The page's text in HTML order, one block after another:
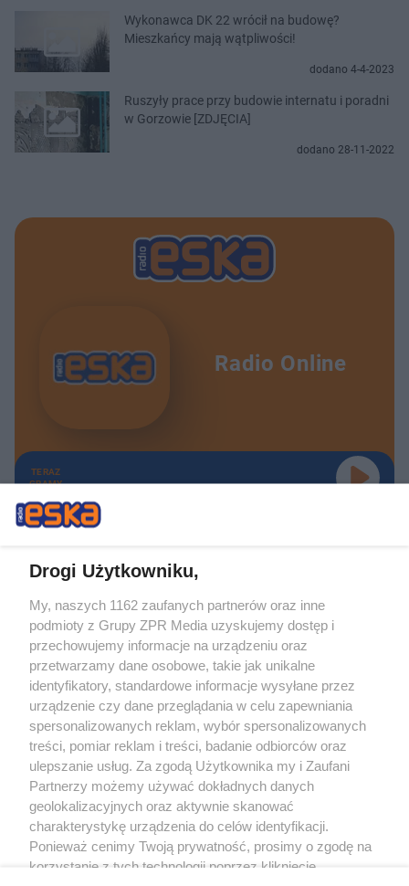
Wykonawca DK 22 wrócił na budowę?
Mieszkańcy mają wątpliwości!
dodano 4-4-2023
Ruszyły prace przy budowie internatu i poradni
w Gorzowie [ZDJĘCIA]
dodano 28-11-2022
Radio Online
TERAZ
GRAMY
Żaden utwór zamieszczony w serwisie nie może być powielany i
rozpowszechniany lub dalej rozpowszechniany w jakikolwiek sposób (w
tym także elektroniczny lub mechaniczny) na jakimkolwiek polu
eksploatacji w jakiejkolwiek formie, włącznie z umieszczaniem w Internecie
bez pisemnej zgody właściciela praw. Jakiekolwiek użycie lub
wykorzystanie utworów w całości lub w części z naruszeniem prawa, tzn.
bez właściwej zgody, jest zabronione pod groźbą kary i może być ścigane
prawnie.
O nas
Drogi Użytkowniku,
My, naszych 1162 zaufanych partnerów oraz inne
podmioty z Grupy ZPR Media uzyskujemy dostęp i
przechowujemy informacje na urządzeniu oraz
przetwarzamy dane osobowe, takie jak unikalne
identyfikatory, standardowe informacje wysyłane przez
urządzenie czy dane przeglądania w celu zapewniania
spersonalizowanych reklam, wybór spersonalizowanych
treści, pomiar reklam i treści, badanie odbiorców oraz
ulepszanie usług. Za zgodą Użytkownika my i Zaufani
Partnerzy możemy używać dokładnych danych
geolokalizacyjnych oraz aktywnie skanować
charakterystykę urządzenia do celów identyfikacji.
Ponieważ cenimy Twoją prywatność, prosimy o zgodę na
korzystanie z tych technologii poprzez kliknięcie